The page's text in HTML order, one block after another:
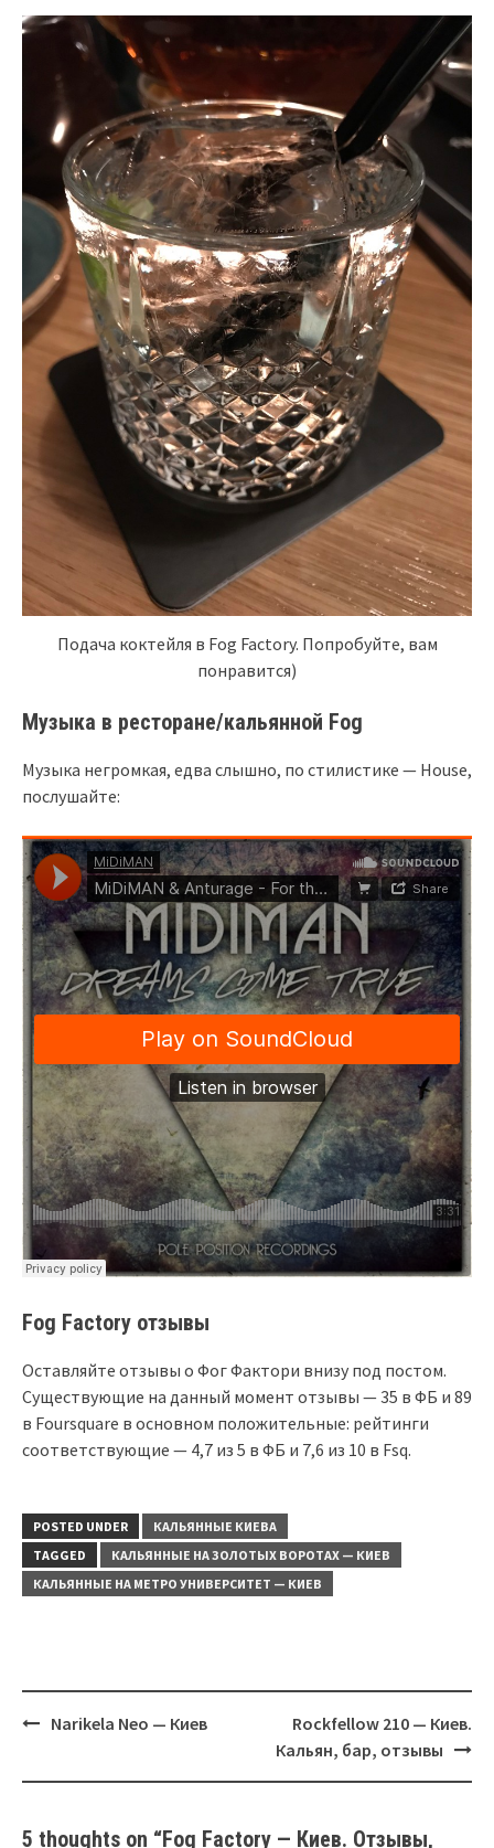
Подача коктейля в Fog Factory. Попробуйте, вам
понравится)
Музыка в ресторане/кальянной Fog
Музыка негромкая, едва слышно, по стилистике — House,
послушайте:
Fog Factory отзывы
Оставляйте отзывы о Фог Фактори внизу под постом.
Существующие на данный момент отзывы — 35 в ФБ и 89
в Foursquare в основном положительные: рейтинги
соответствующие — 4,7 из 5 в ФБ и 7,6 из 10 в Fsq.
POSTED UNDER
КАЛЬЯННЫЕ КИЕВА
TAGGED
КАЛЬЯННЫЕ НА ЗОЛОТЫХ ВОРОТАХ — КИЕВ
КАЛЬЯННЫЕ НА МЕТРО УНИВЕРСИТЕТ — КИЕВ
Post
navigation
Narikela Neo — Киев
Rockfellow 210 — Киев.
Кальян, бар, отзывы
5 thoughts on “Fog Factory — Киев. Отзывы,